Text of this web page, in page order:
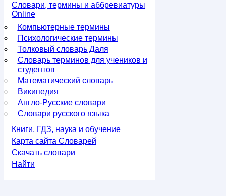
Словари, термины и аббревиатуры
Online
Компьютерные термины
Психологические термины
Толковый словарь Даля
Словарь терминов для учеников и
студентов
Математический словарь
Википедия
Англо-Русские словари
Словари русского языка
Книги, ГДЗ, наука и обучение
Карта сайта Словарей
Скачать словари
Найти